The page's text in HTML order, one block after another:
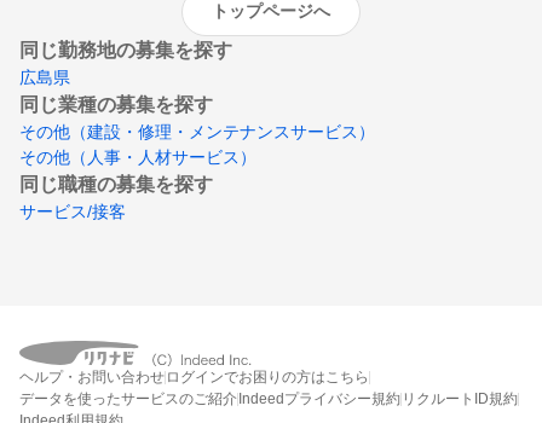
トップページへ
同じ勤務地の募集を探す
広島県
同じ業種の募集を探す
その他（建設・修理・メンテナンスサービス）
その他（人事・人材サービス）
同じ職種の募集を探す
サービス/接客
ヘルプ・お問い合わせ ログインでお困りの方はこちら
データを使ったサービスのご紹介Indeedプライバシー規約 リクルートID規約